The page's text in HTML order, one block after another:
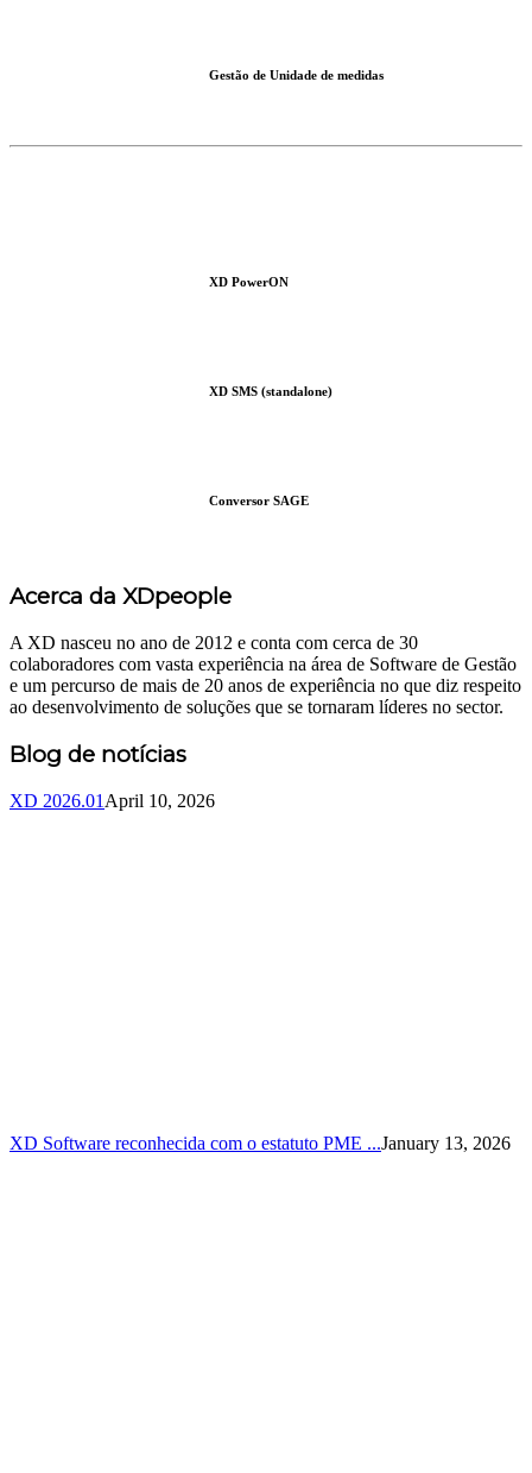
Gestão de Unidade de medidas
XD PowerON
XD SMS (standalone)
Conversor SAGE
Acerca da XDpeople
A XD nasceu no ano de 2012 e conta com cerca de 30
colaboradores com vasta experiência na área de Software de Gestão
e um percurso de mais de 20 anos de experiência no que diz respeito
ao desenvolvimento de soluções que se tornaram líderes no sector.
Blog de notícias
XD 2026.01 April 10, 2026
XD Software reconhecida com o estatuto PME ...January 13, 2026